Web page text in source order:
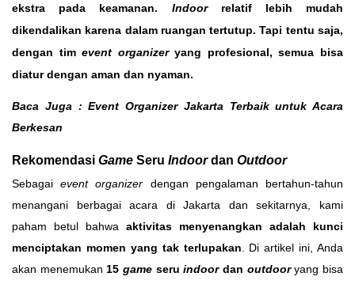
ekstra pada keamanan. Indoorrelatif lebih mudah
dikendalikan karena dalam ruangan tertutup. Tapi tentu saja,
dengan timevent organizeryang profesional, semua bisa
diatur dengan aman dan nyaman.
Baca Juga :Event Organizer Jakarta Terbaik untuk Acara
Berkesan
Rekomendasi Game Seru Indoordan Outdoor
Sebagaievent organizer dengan pengalaman bertahun-tahun
menangani berbagai acara di Jakarta dan sekitarnya, kami
paham betul bahwa aktivitas menyenangkan adalah kunci
menciptakan momen yang tak terlupakan . Di artikel ini, Anda
akan menemukan 15game seruindoordan outdooryang bisa